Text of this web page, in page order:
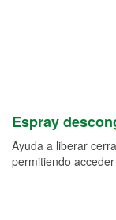
Espray
Ayuda a liberar
permitiendo